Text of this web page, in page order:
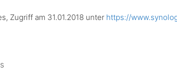
Zugriff am 31.01.2018 unter https://